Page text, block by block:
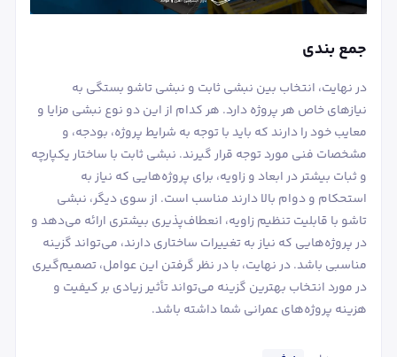
جمع بندی
در نهایت، انتخاب بین نبشی ثابت و نبشی تاشو بستگی به
نیازهای خاص هر پروژه دارد. هر کدام از این دو نوع نبشی مزایا و
معایب خود را دارند که باید با توجه به شرایط پروژه، بودجه، و
مشخصات فنی مورد توجه قرار گیرند. نبشی ثابت با ساختار یکپارچه
و ثبات بیشتر در ابعاد و زاویه، برای پروژه‌هایی که نیاز به
استحکام و دوام بالا دارند مناسب است. از سوی دیگر، نبشی
تاشو با قابلیت تنظیم زاویه، انعطاف‌پذیری بیشتری ارائه می‌دهد و
در پروژه‌هایی که نیاز به تغییرات ساختاری دارند، می‌تواند گزینه
مناسبی باشد. در نهایت، با در نظر گرفتن این عوامل، تصمیم‌گیری
در مورد انتخاب بهترین گزینه می‌تواند تأثیر زیادی بر کیفیت و
هزینه پروژه‌های عمرانی شما داشته باشد.